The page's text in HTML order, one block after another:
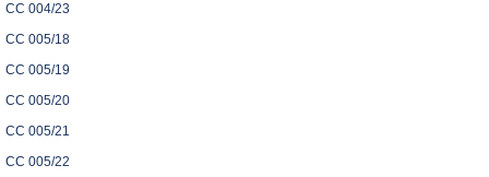
CC 004/23
CC 005/18
CC 005/19
CC 005/20
CC 005/21
CC 005/22